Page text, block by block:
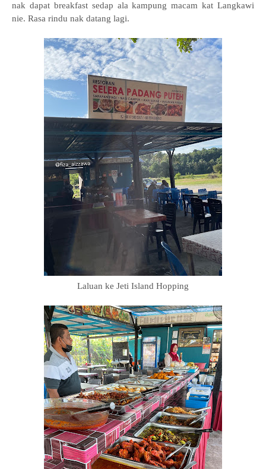
nak dapat breakfast sedap ala kampung macam kat Langkawi
nie. Rasa rindu nak datang lagi.
Laluan ke Jeti Island Hopping